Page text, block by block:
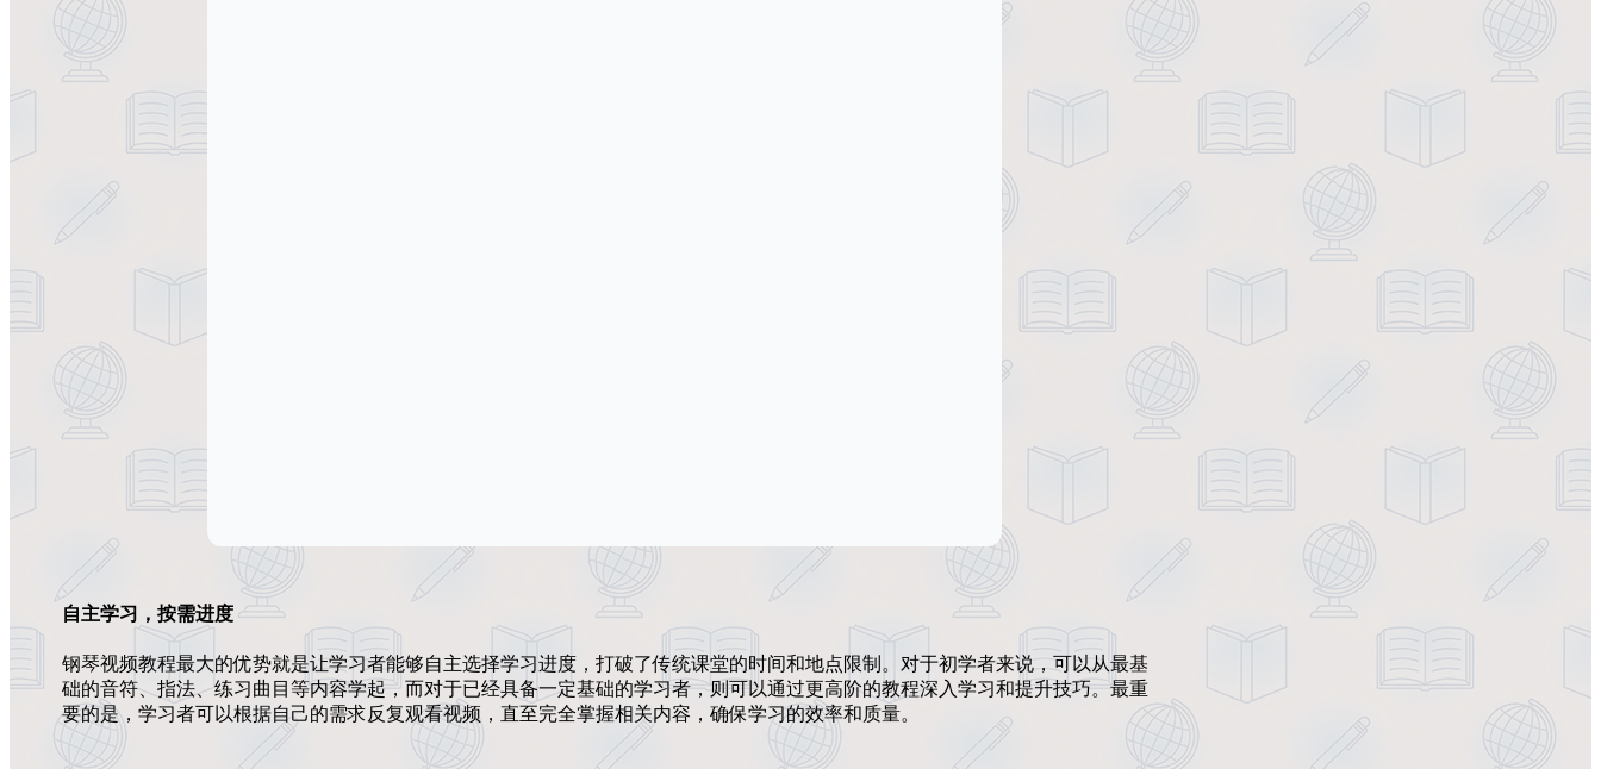
自主学习，按需进度
钢琴视频教程最大的优势就是让学习者能够自主选择学习进度，打破了传统课堂的时间和地点限制。对于初学者来说，可以从最基
础的音符、指法、练习曲目等内容学起，而对于已经具备一定基础的学习者，则可以通过更高阶的教程深入学习和提升技巧。最重
要的是，学习者可以根据自己的需求反复观看视频，直至完全掌握相关内容，确保学习的效率和质量。